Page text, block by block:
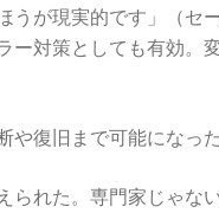
うが現実的です」（セ
ー対策としても有効
や復旧まで可能になっ
られた。専門家じゃ